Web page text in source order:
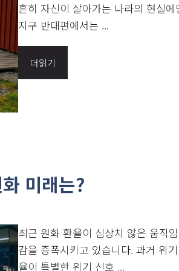
흔히 자신이 살아가는 나라의 현실
지구 반대편에서는 ...
더읽기
미래는?
최근 원화 환율이 심상치 않은 움직
감을 증폭시키고 있습니다. 과거 위
율이 특별한 위기 신호 ...